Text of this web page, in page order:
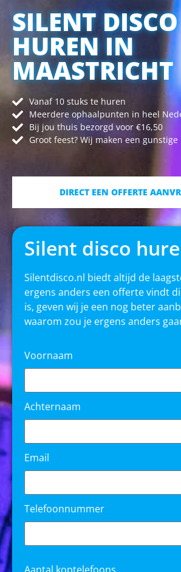
SILENT DISCO
HUREN IN
MAASTRICHT
Vanaf 10 stuks te huren
Meerdere ophaalpunten in heel
Bij jou thuis bezorgd voor €16,50
Groot feest? Wij maken een
DIRECT EEN OFFERTE
Silent disco
Silentdisco.nl biedt altijd de
ergens anders een offerte vindt
is, geven wij je een nog beter
waarom zou je ergens anders
Voornaam
Achternaam
Email
Telefoonnummer